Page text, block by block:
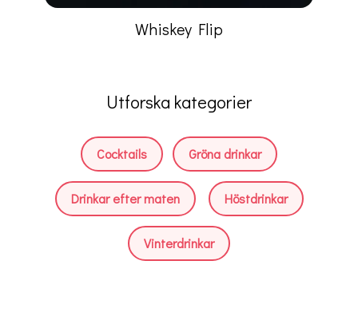
Whiskey Flip
Utforska kategorier
Cocktails Gröna drinkar
Drinkar efter maten Höstdrinkar
Vinterdrinkar